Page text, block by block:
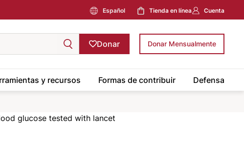
Español Tienda en línea Cuenta
Donar Donar Mensualmente
y recursos Formas de contribuir Defensa